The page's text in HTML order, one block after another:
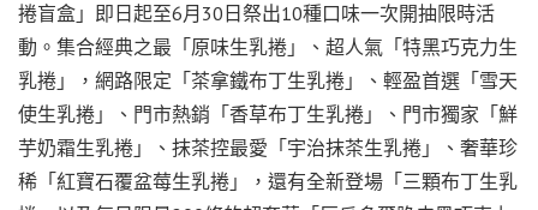
捲盲盒」即日起至6月30日祭出10種口味一次開抽限時活
動。集合經典之最「原味生乳捲」、超人氣「特黑巧克力生
乳捲」，網路限定「茶拿鐵布丁生乳捲」、輕盈首選「雪天
使生乳捲」、門市熱銷「香草布丁生乳捲」、門市獨家「鮮
芋奶霜生乳捲」、抹茶控最愛「宇治抹茶生乳捲」、奢華珍
稀「紅寶石覆盆莓生乳捲」，還有全新登場「三顆布丁生乳